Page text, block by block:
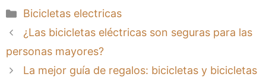
Categorías
Bicicletas electricas
¿Las bicicletas eléctricas son seguras para las
personas mayores?
La mejor guía de regalos: bicicletas y bicicletas